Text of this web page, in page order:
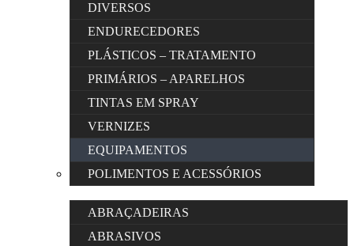
DIVERSOS
ENDURECEDORES
PLÁSTICOS – TRATAMENTO
PRIMÁRIOS – APARELHOS
TINTAS EM SPRAY
VERNIZES
EQUIPAMENTOS
POLIMENTOS E ACESSÓRIOS
ABRAÇADEIRAS
ABRASIVOS